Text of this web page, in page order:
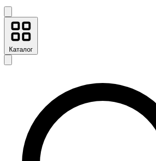
Каталог